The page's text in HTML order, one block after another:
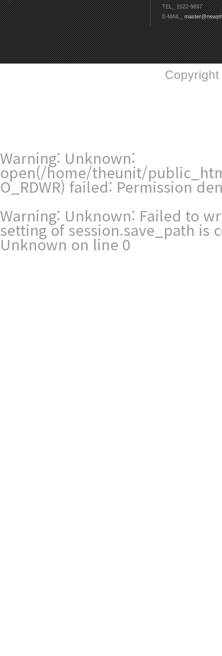
TEL_ 1522-9697
E-MAIL_
Warning: Unknown:
open(/home/theunit/
O_RDWR) failed: Permission
Warning: Unknown: Failed to
setting of session.save_path
Unknown on line 0